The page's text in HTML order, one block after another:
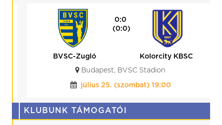
0:0
(0:0)
BVSC-Zugló
Kolorcity KBSC
Budapest, BVSC Stadion
július 25. (szombat) 19:00
KLUBUNK TÁMOGATÓI